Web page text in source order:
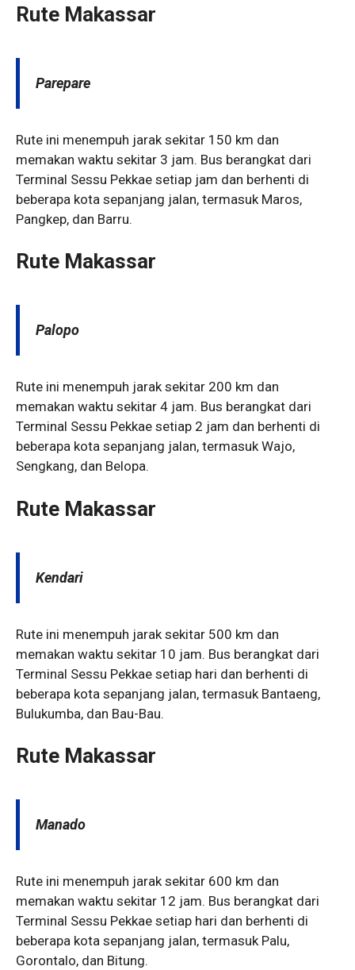
Rute Makassar
Parepare
Rute ini menempuh jarak sekitar 150 km dan
memakan waktu sekitar 3 jam. Bus berangkat dari
Terminal Sessu Pekkae setiap jam dan berhenti di
beberapa kota sepanjang jalan, termasuk Maros,
Pangkep, dan Barru.
Rute Makassar
Palopo
Rute ini menempuh jarak sekitar 200 km dan
memakan waktu sekitar 4 jam. Bus berangkat dari
Terminal Sessu Pekkae setiap 2 jam dan berhenti di
beberapa kota sepanjang jalan, termasuk Wajo,
Sengkang, dan Belopa.
Rute Makassar
Kendari
Rute ini menempuh jarak sekitar 500 km dan
memakan waktu sekitar 10 jam. Bus berangkat dari
Terminal Sessu Pekkae setiap hari dan berhenti di
beberapa kota sepanjang jalan, termasuk Bantaeng,
Bulukumba, dan Bau-Bau.
Rute Makassar
Manado
Rute ini menempuh jarak sekitar 600 km dan
memakan waktu sekitar 12 jam. Bus berangkat dari
Terminal Sessu Pekkae setiap hari dan berhenti di
beberapa kota sepanjang jalan, termasuk Palu,
Gorontalo, dan Bitung.